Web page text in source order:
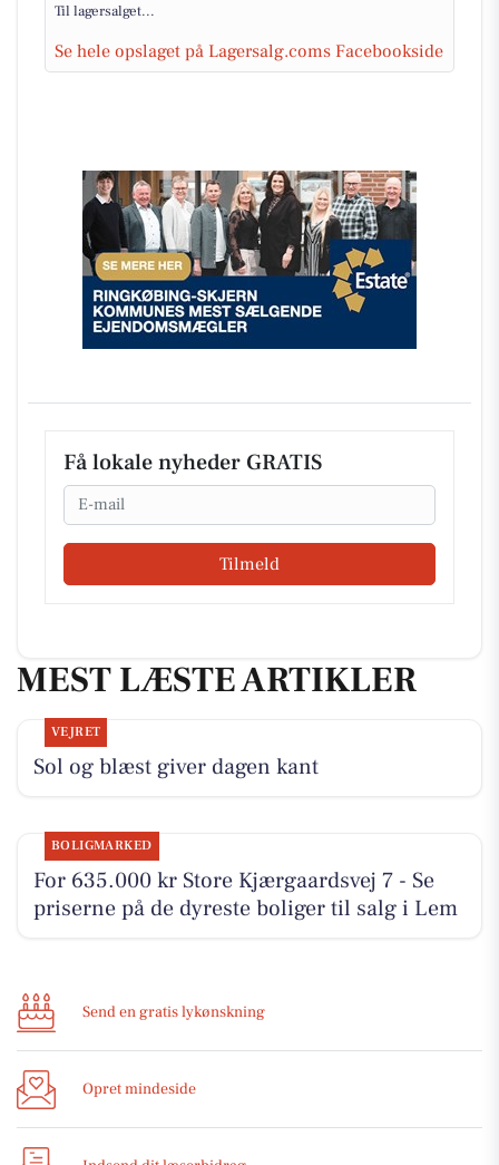
Til lagersalget...
Se hele opslaget på Lagersalg.coms Facebookside
Få lokale nyheder GRATIS
Email
Tilmeld
MEST LÆSTE ARTIKLER
VEJRET
Sol og blæst giver dagen kant
BOLIGMARKED
For 635.000 kr Store Kjærgaardsvej 7 - Se
priserne på de dyreste boliger til salg i Lem
Send en gratis lykønskning
Opret mindeside